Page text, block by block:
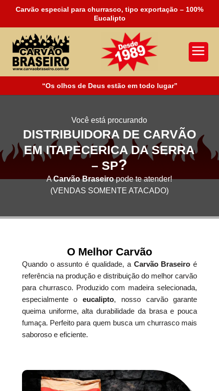
Carvão especial para churrasco, tipo exportação – 100%
Eucalipto
a
“Os olhos de Deus estão em todo lugar”
Você está procurando
DISTRIBUIDORA DE CARVÃO
EM ITAPECERICA DA SERRA
– SP?
ACarvão Braseiropode te atender!
(VENDAS SOMENTE ATACADO)
O Melhor Carvão
Quando o assunto é qualidade, a Carvão Braseiro é
referência na produção e distribuição do melhor carvão
para churrasco. Produzido com madeira selecionada,
especialmente oeucalipto, nosso carvão garante
queima uniforme, alta durabilidade da brasa e pouca
fumaça. Perfeito para quem busca um churrasco mais
saboroso e eficiente.